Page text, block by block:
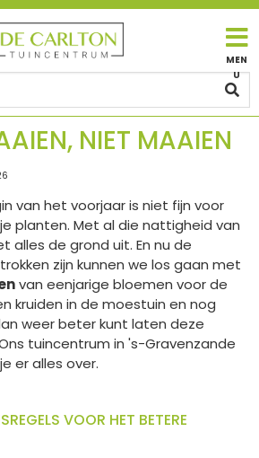
NIET MAAIEN
van het voorjaar is niet fijn voor
planten. Met al die nattigheid van
alles de grond uit. En nu de
zijn kunnen we los gaan met
van eenjarige bloemen voor de
kruiden in de moestuin en nog
weer beter kunt laten deze
tuincentrum in 's-Gravenzande
er alles over.
VOOR HET BETERE